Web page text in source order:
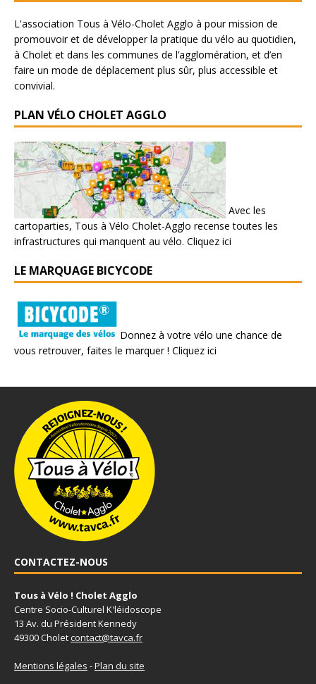
L'association Tous à Vélo-Cholet Agglo à pour mission de
promouvoir et de développer la pratique du vélo au quotidien,
à Cholet et dans les communes de l’agglomération, et d’en
faire un mode de déplacement plus sûr, plus accessible et
convivial.
PLAN VÉLO CHOLET AGGLO
Avec les
cartoparties, Tous à Vélo Cholet-Agglo recense toutes les
infrastructures qui manquent au vélo. Cliquez ici
LE MARQUAGE BICYCODE
Donnez à votre vélo une chance de
vous retrouver, faites le marquer ! Cliquez ici
CONTACTEZ-NOUS
Tous à Vélo ! Cholet Agglo
Centre Socio-Culturel K'léidoscope
13 Av. du Président Kennedy
49300 Choletcontact@tavca.fr
Mentions légales -Plan du site